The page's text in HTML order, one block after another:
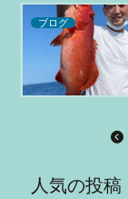
ブログ
人気の投稿